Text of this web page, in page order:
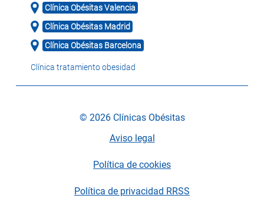
Clínica Obésitas Valencia
Clínica Obésitas Madrid
Clínica Obésitas Barcelona
Clínica tratamiento obesidad
© 2026 Clínicas Obésitas
Aviso legal
Política de cookies
Política de privacidad RRSS